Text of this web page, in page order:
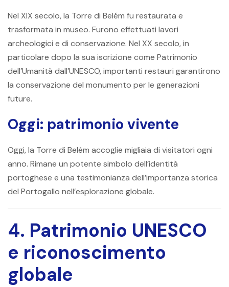
Nel XIX secolo, la Torre di Belém fu restaurata e
trasformata in museo. Furono effettuati lavori
archeologici e di conservazione. Nel XX secolo, in
particolare dopo la sua iscrizione come Patrimonio
dell’Umanità dall’UNESCO, importanti restauri garantirono
la conservazione del monumento per le generazioni
future.
Oggi: patrimonio vivente
Oggi, la Torre di Belém accoglie migliaia di visitatori ogni
anno. Rimane un potente simbolo dell’identità
portoghese e una testimonianza dell’importanza storica
del Portogallo nell’esplorazione globale.
4. Patrimonio UNESCO
e riconoscimento
globale